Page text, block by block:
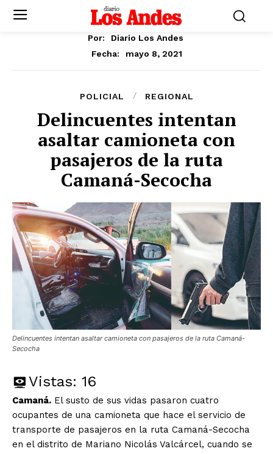
Por:
Diario Los Andes
Fecha:
mayo 8, 2021
POLICIAL REGIONAL
Delincuentes intentan
asaltar camioneta con
pasajeros de la ruta
Camaná-Secocha
Delincuentes intentan asaltar camioneta con pasajeros de la ruta Camaná-
Secocha
Vistas: 16
Camaná. El susto de sus vidas pasaron cuatro
ocupantes de una camioneta que hace el servicio de
transporte de pasajeros en la ruta Camaná-Secocha
en el distrito de Mariano Nicolás Valcárcel, cuando se